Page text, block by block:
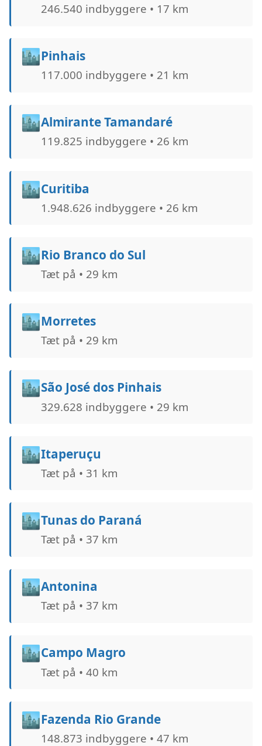
246.540 indbyggere • 17 km
🏙️Pinhais
117.000 indbyggere • 21 km
🏙️Almirante Tamandaré
119.825 indbyggere • 26 km
🏙️Curitiba
1.948.626 indbyggere • 26 km
🏙️Rio Branco do Sul
Tæt på • 29 km
🏙️Morretes
Tæt på • 29 km
🏙️São José dos Pinhais
329.628 indbyggere • 29 km
🏙️Itaperuçu
Tæt på • 31 km
🏙️Tunas do Paraná
Tæt på • 37 km
🏙️Antonina
Tæt på • 37 km
🏙️Campo Magro
Tæt på • 40 km
🏙️Fazenda Rio Grande
148.873 indbyggere • 47 km